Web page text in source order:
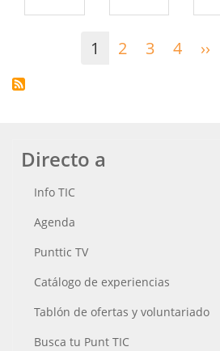
1 2 3 4 ››
Directo a
Info TIC
Agenda
Punttic TV
Catálogo de experiencias
Tablón de ofertas y voluntariado
Busca tu Punt TIC